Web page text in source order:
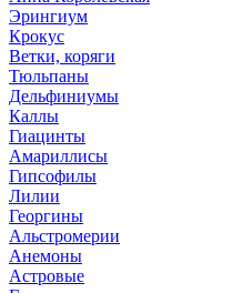
Эрингиум
Крокус
Ветки, коряги
Тюльпаны
Дельфиниумы
Каллы
Гиацинты
Амариллисы
Гипсофилы
Лилии
Георгины
Альстромерии
Анемоны
Астровые